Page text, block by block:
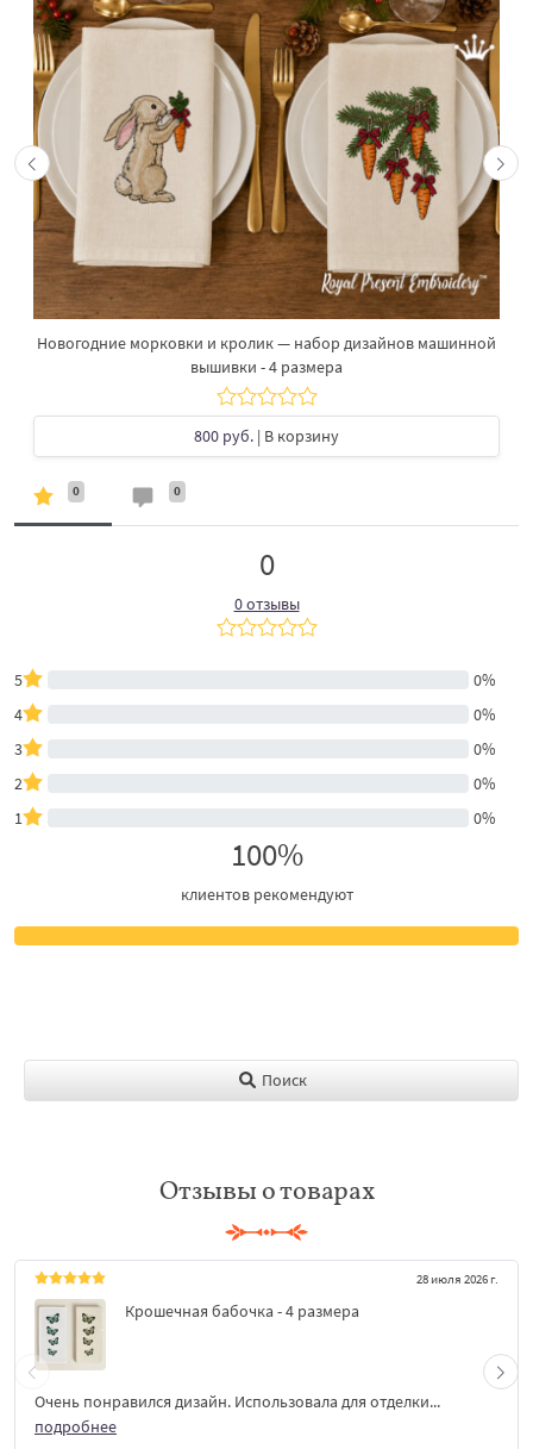
Новогодние морковки и кролик — набор дизайнов машинной
вышивки - 4 размера
800 руб. | В корзину
0 0
0
0 отзывы
5
0%
4
0%
3
0%
2
0%
1
0%
100%
клиентов рекомендуют
Поиск
Отзывы о товарах
28 июля 2026 г.
Крошечная бабочка - 4 размера
Очень понравился дизайн. Использовала для отделки...
подробнее